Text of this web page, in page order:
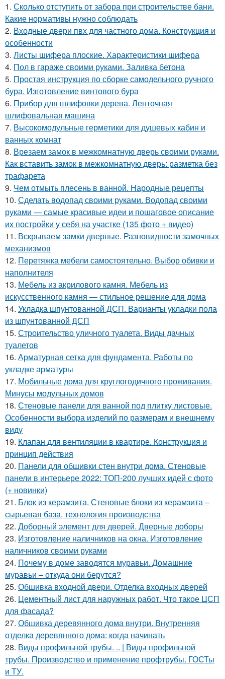
1. Сколько отступить от забора при строительстве бани.
Какие нормативы нужно соблюдать
2. Входные двери пвх для частного дома. Конструкция и
особенности
3. Листы шифера плоские. Характеристики шифера
4. Пол в гараже своими руками. Заливка бетона
5. Простая инструкция по сборке самодельного ручного
бура. Изготовление винтового бура
6. Прибор для шлифовки дерева. Ленточная
шлифовальная машина
7. Высокомодульные герметики для душевых кабин и
ванных комнат
8. Врезаем замок в межкомнатную дверь своими руками.
Как вставить замок в межкомнатную дверь: разметка без
трафарета
9. Чем отмыть плесень в ванной. Народные рецепты
10. Сделать водопад своими руками. Водопад своими
руками — самые красивые идеи и пошаговое описание
их постройки у себя на участке (135 фото + видео)
11. Вскрываем замки дверные. Разновидности замочных
механизмов
12. Перетяжка мебели самостоятельно. Выбор обивки и
наполнителя
13. Мебель из акрилового камня. Мебель из
искусственного камня — стильное решение для дома
14. Укладка шпунтованной ДСП. Варианты укладки пола
из шпунтованной ДСП
15. Строительство уличного туалета. Виды дачных
туалетов
16. Арматурная сетка для фундамента. Работы по
укладке арматуры
17. Мобильные дома для круглогодичного проживания.
Минусы модульных домов
18. Стеновые панели для ванной под плитку листовые.
Особенности выбора изделий по размерам и внешнему
виду
19. Клапан для вентиляции в квартире. Конструкция и
принцип действия
20. Панели для обшивки стен внутри дома. Стеновые
панели в интерьере 2022: ТОП-200 лучших идей с фото
(+ новинки)
21. Блок из керамзита. Стеновые блоки из керамзита –
сырьевая база, технология производства
22. Доборный элемент для дверей. Дверные доборы
23. Изготовление наличников на окна. Изготовление
наличников своими руками
24. Почему в доме заводятся муравьи. Домашние
муравьи – откуда они берутся?
25. Обшивка входной двери. Отделка входных дверей
26. Цементный лист для наружных работ. Что такое ЦСП
для фасада?
27. Обшивка деревянного дома внутри. Внутренняя
отделка деревянного дома: когда начинать
28. Виды профильной трубы. .. | Виды профильной
трубы. Производство и применение профтрубы. ГОСТы
и ТУ.